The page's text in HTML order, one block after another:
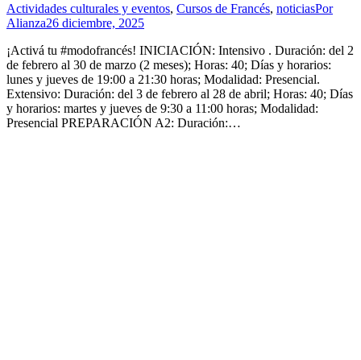
Actividades culturales y eventos, Cursos de Francés, noticiasPor
Alianza26 diciembre, 2025
¡Activá tu #modofrancés! INICIACIÓN: Intensivo . Duración: del 2
de febrero al 30 de marzo (2 meses); Horas: 40; Días y horarios:
lunes y jueves de 19:00 a 21:30 horas; Modalidad: Presencial.
Extensivo: Duración: del 3 de febrero al 28 de abril; Horas: 40; Días
y horarios: martes y jueves de 9:30 a 11:00 horas; Modalidad:
Presencial PREPARACIÓN A2: Duración:…